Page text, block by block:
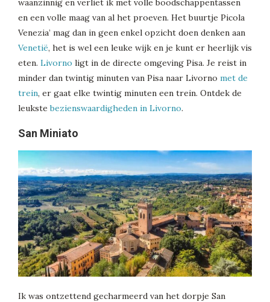
waanzinnig en verliet ik met volle boodschappentassen
en een volle maag van al het proeven. Het buurtje Picola
Venezia’ mag dan in geen enkel opzicht doen denken aan
Venetië, het is wel een leuke wijk en je kunt er heerlijk vis
eten. Livorno ligt in de directe omgeving Pisa. Je reist in
minder dan twintig minuten van Pisa naar Livorno met de
trein, er gaat elke twintig minuten een trein. Ontdek de
leukstebezienswaardigheden in Livorno.
San Miniato
Ik was ontzettend gecharmeerd van het dorpje San